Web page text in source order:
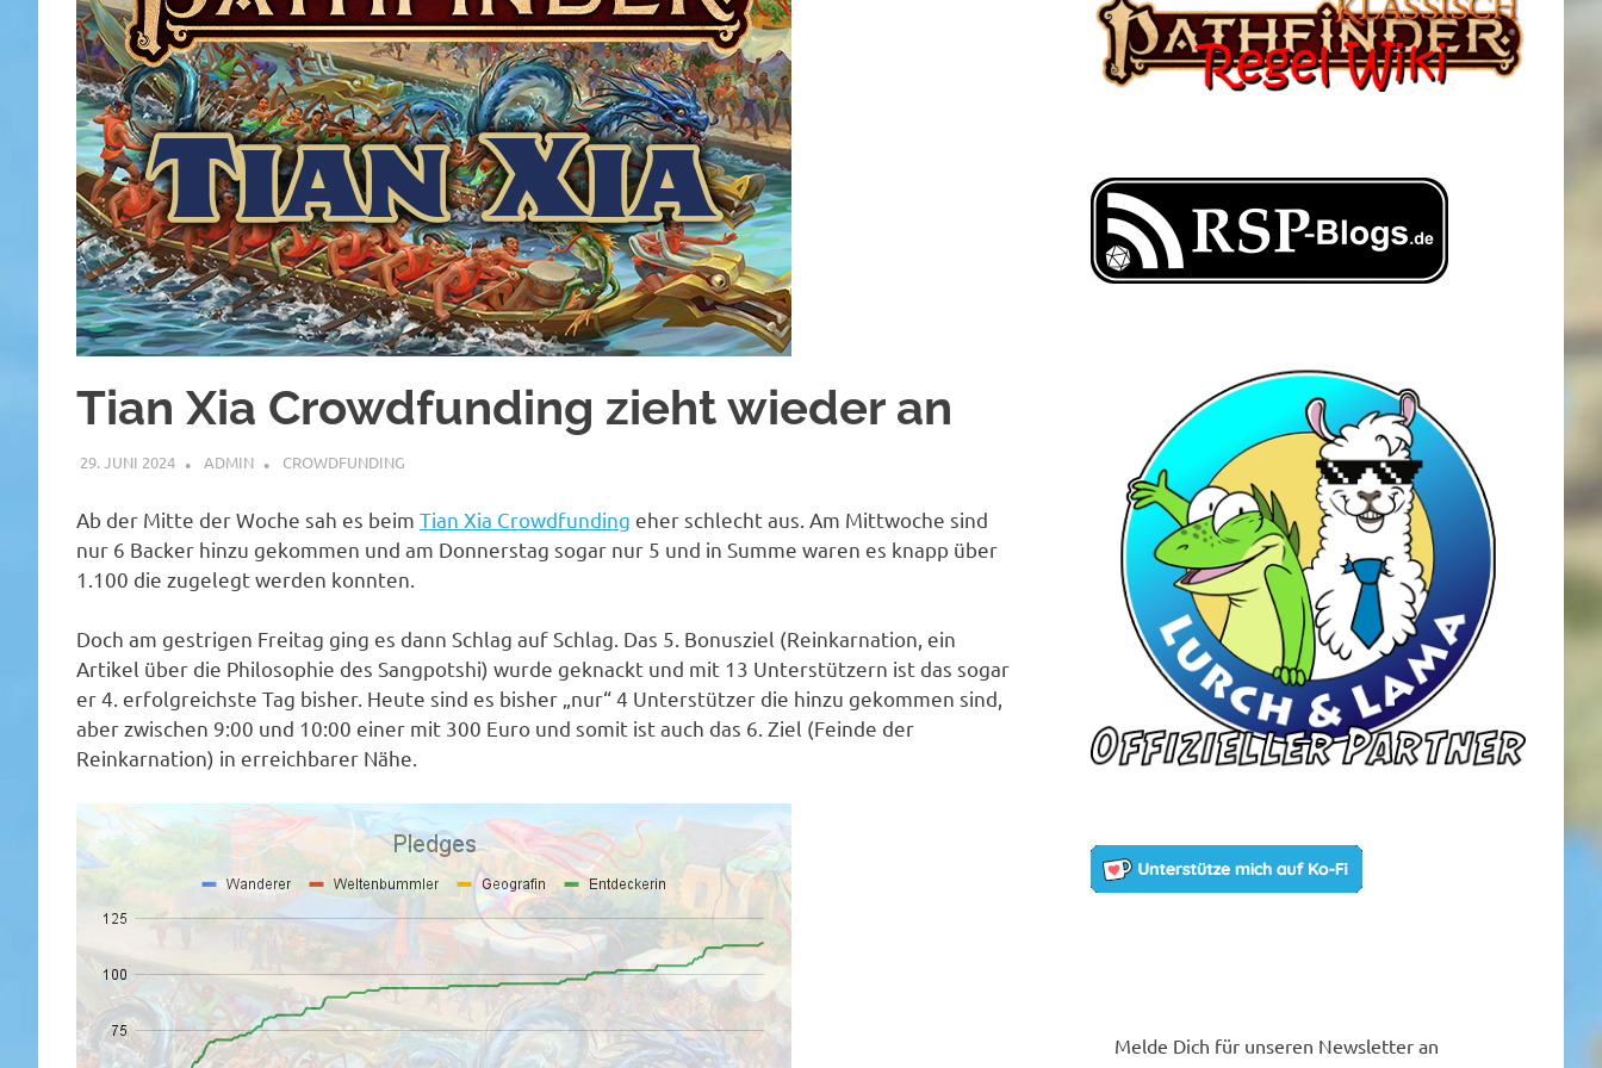
Tian Xia Crowdfunding zieht wieder an
29. JUNI 2024 ADMIN CROWDFUNDING
Ab der Mitte der Woche sah es beim Tian Xia Crowdfunding eher schlecht aus. Am Mittwoche sind
nur 6 Backer hinzu gekommen und am Donnerstag sogar nur 5 und in Summe waren es knapp über
1.100 die zugelegt werden konnten.
Doch am gestrigen Freitag ging es dann Schlag auf Schlag. Das 5. Bonusziel (Reinkarnation, ein
Artikel über die Philosophie des Sangpotshi) wurde geknackt und mit 13 Unterstützern ist das sogar
er 4. erfolgreichste Tag bisher. Heute sind es bisher „nur“ 4 Unterstützer die hinzu gekommen sind,
aber zwischen 9:00 und 10:00 einer mit 300 Euro und somit ist auch das 6. Ziel (Feinde der
Reinkarnation) in erreichbarer Nähe.
Melde Dich für unseren Newsletter an